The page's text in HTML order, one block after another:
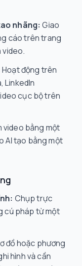
nhãng: Giao
cáo trên trang
video.
Hoạt động trên
LinkedIn
cục bộ trên
video bằng một
AI tạo bằng một
Chụp trực
cú pháp từ một
đồ hoặc phương
hình và cần